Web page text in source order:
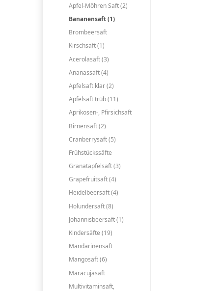
Apfel-Möhren Saft (2)
Bananensaft (1)
Brombeersaft
Kirschsaft (1)
Acerolasaft (3)
Ananassaft (4)
Apfelsaft klar (2)
Apfelsaft trüb (11)
Aprikosen-, Pfirsichsaft
Birnensaft (2)
Cranberrysaft (5)
Frühstückssäfte
Granatapfelsaft (3)
Grapefruitsaft (4)
Heidelbeersaft (4)
Holundersaft (8)
Johannisbeersaft (1)
Kindersäfte (19)
Mandarinensaft
Mangosaft (6)
Maracujasaft
Multivitaminsaft,